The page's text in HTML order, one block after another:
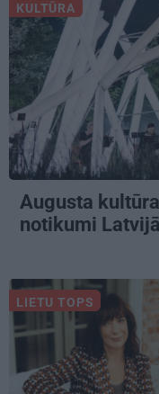
KULTŪRA
Augusta
notikumi
LIETU TOPS